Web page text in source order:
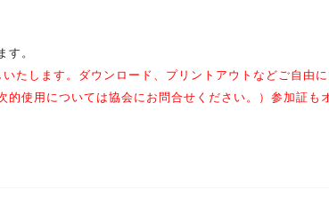
。
します。ダウンロード、プリントアウトなどご自由
使用については協会にお問合せください。）参加証も